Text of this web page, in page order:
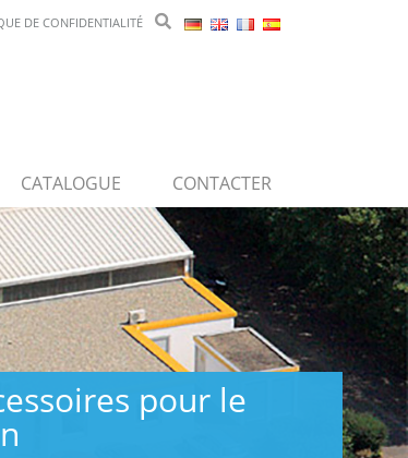
DE CONFIDENTIALITÉ
CATALOGUE CONTACTER
pour le